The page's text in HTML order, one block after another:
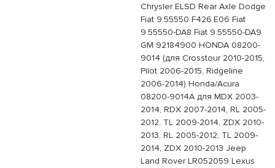
Chrysler ELSD Rear Axle Dodge
Fiat 9.55550 F426.E06 Fiat
9.55550-DA8 Fiat 9.55550-DA9
GM 92184900 HONDA 08200-
9014 (для Crosstour 2010-2015,
Pilot 2006-2015, Ridgeline
2006-2014) Honda/Acura
08200-9014A для MDX 2003-
2014, RDX 2007-2014, RL 2005-
2012, TL 2009-2014, ZDX 2010-
2013, RL 2005-2012, TL 2009-
2014, ZDX 2010-2013 Jeep
Land Rover LR052059 Lexus